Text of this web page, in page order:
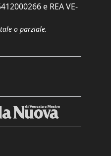
e REA VE-
o parziale.